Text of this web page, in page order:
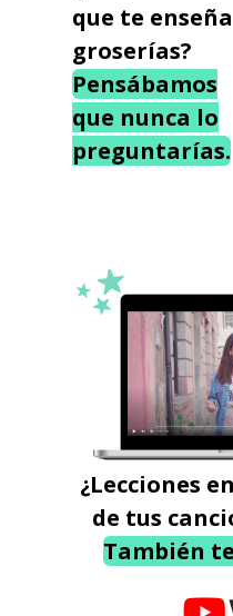
que te enseña
groserías?
Pensábamos
que nunca lo
preguntarías.
¿Lecciones
de tus
También